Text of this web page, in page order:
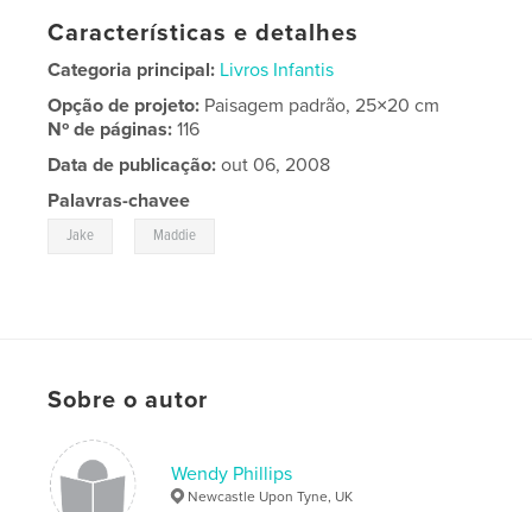
Características e detalhes
Categoria principal: Livros Infantis
Opção de projeto: Paisagem padrão, 25×20 cm
Nº de páginas:116
Data de publicação: out 06, 2008
Palavras-chavee
Jake Maddie
Sobre o autor
Wendy Phillips
Newcastle Upon Tyne, UK